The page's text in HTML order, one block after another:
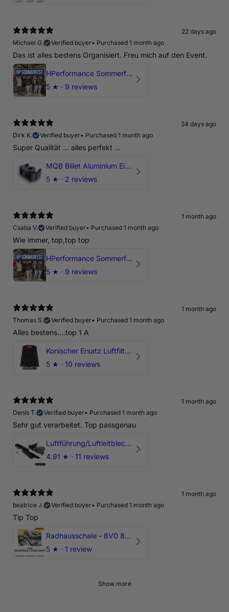
22 days ago
Michael G.
Verified buyer• Purchased 1 month ago
Das ist alles bestens Organisiert. Freu mich auf den Event.
HPerformance Sommerfest 2026
5 ★ · 9 reviews
24 days ago
Dirk K.
Verified buyer• Purchased 1 month ago
Super Qualität ... alles perfekt ...
MQB Billet Aluminium Einsatz Drehmomentstütze - DOGBONE für Audi RS3, TTRS, RSQ3
5 ★ · 2 reviews
1 month ago
Csaba V.
Verified buyer• Purchased 1 month ago
Wie immer, top,top top
HPerformance Sommerfest 2026
5 ★ · 9 reviews
1 month ago
Thomas S.
Verified buyer• Purchased 1 month ago
Alles bestens....top 1 A
Konischer Ersatz Luftfilter Pilz - 4" & 5" Offene Ansaugung
5 ★ · 10 reviews
1 month ago
Denis T.
Verified buyer• Purchased 1 month ago
Sehr gut verarbeitet. Top passgenau
Luftführung/Luftleitblech 5" 125mm offene Ansaugung HPerformance
4.91 ★ · 11 reviews
1 month ago
beatrice J.
Verified buyer• Purchased 1 month ago
Tip Top
Radhausschale - 8V0 821 191 C - Original Ersatzteil für Audi RS3 Sportback
5 ★ · 1 review
Show more